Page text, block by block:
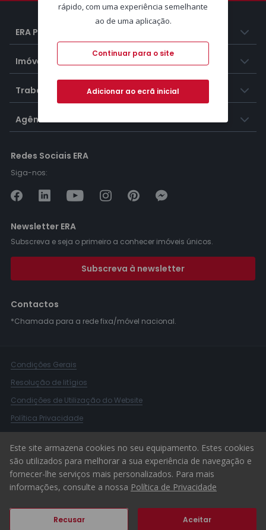
ERA Portugal
Imóveis
Trabalhar na ERA
Agências ERA
Redes Sociais ERA
Siga-nos:
Newsletter ERA
Subscreva e seja o primeiro a conhecer imóveis únicos.
Subscreva à newsletter
Contactos
*Chamada para a rede fixa/móvel nacional.
Condições Gerais
Resolução de litígios
Condições de Utilização do Website
Política Privacidade
Canal de Denúncias
© 2026 ERA Portugal
Este site armazena cookies no seu equipamento. Estes cookies
são utilizados para melhorar a sua experiência de navegação e
fornecer-lhe serviços mais personalizados. Para mais
informações, consulte a nossa Política de Privacidade
Recusar Aceitar
rápido, com uma experiência semelhante
ao de uma aplicação.
Continuar para o site
Adicionar ao ecrã inicial